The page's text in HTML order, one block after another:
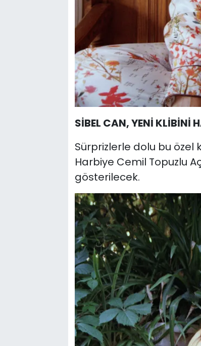
SİBEL CAN, YENİ KLİBİNİ
Sürprizlerle dolu bu özel
Harbiye Cemil Topuzlu
gösterilecek.